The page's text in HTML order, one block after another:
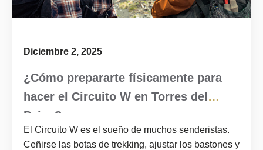
Diciembre 2, 2025
¿Cómo prepararte físicamente para
hacer el Circuito W en Torres del
Paine?
El Circuito W es el sueño de muchos senderistas.
Ceñirse las botas de trekking, ajustar los bastones y